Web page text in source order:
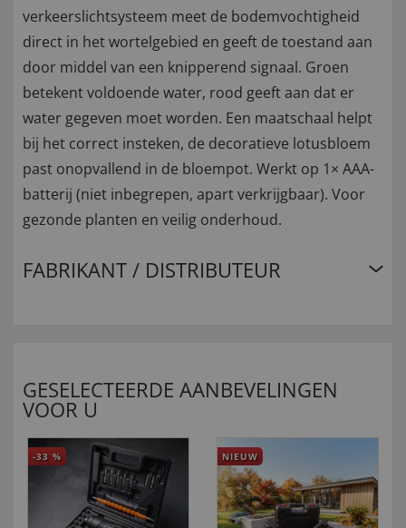
verkeerslichtsysteem meet de bodemvochtigheid
direct in het wortelgebied en geeft de toestand aan
door middel van een knipperend signaal. Groen
betekent voldoende water, rood geeft aan dat er
water gegeven moet worden. Een maatschaal helpt
bij het correct insteken, de decoratieve lotusbloem
past onopvallend in de bloempot. Werkt op 1× AAA-
batterij (niet inbegrepen, apart verkrijgbaar). Voor
gezonde planten en veilig onderhoud.
FABRIKANT / DISTRIBUTEUR
GESELECTEERDE AANBEVELINGEN
VOOR U
-33 % NIEUW